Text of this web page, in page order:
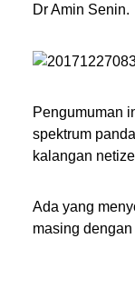
Dr Amin Senin.
Pengumuman
spektrum
kalangan
Ada yang
masing